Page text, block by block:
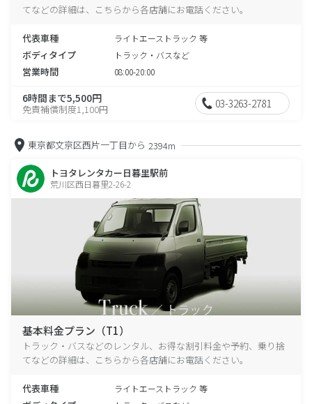
てなどの詳細は、こちらから各店舗にお電話ください。
代表車種 ライトエーストラック 等
ボディタイプ トラック・バスなど
営業時間 08:00-20:00
6時間まで5,500円
免責補償制度1,100円 03-3263-2781
東京都文京区西片一丁目から 2394m
トヨタレンタカー日暮里駅前
荒川区西日暮里2-26-2
基本料金プラン（T1）
トラック・バスなどのレンタル、お得な割引料金や予約、乗り捨
てなどの詳細は、こちらから各店舗にお電話ください。
代表車種 ライトエーストラック 等